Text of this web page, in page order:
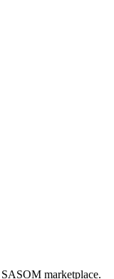
marketplace.